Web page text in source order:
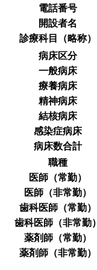
電話番号
開設者名
診療科目（略称）
病床区分
一般病床
療養病床
精神病床
結核病床
感染症病床
病床数合計
職種
医師（常勤）
医師（非常勤）
歯科医師（常勤）
歯科医師（非常勤）
薬剤師（常勤）
薬剤師（非常勤）